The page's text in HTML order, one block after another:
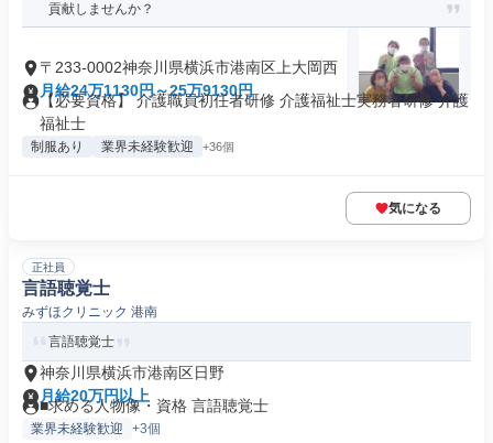
貢献しませんか？
〒233-0002神奈川県横浜市港南区上大岡西
月給24万1130円～25万9130円
【必要資格】 介護職員初任者研修 介護福祉士実務者研修 介護
福祉士
制服あり 業界未経験歓迎 +36個
気になる
正社員
言語聴覚士
みずほクリニック 港南
言語聴覚士
神奈川県横浜市港南区日野
月給20万円以上
■求める人物像・資格 言語聴覚士
業界未経験歓迎 +3個